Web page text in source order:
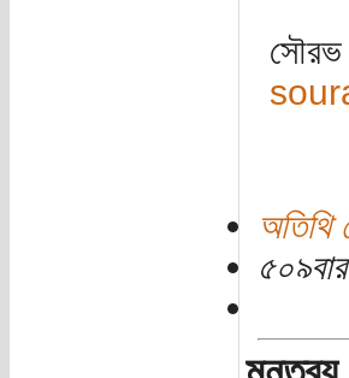
সৌরভ